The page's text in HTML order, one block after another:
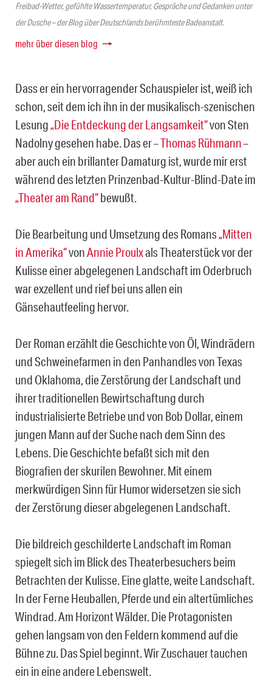
Freibad-Wetter, gefühlte Wassertemperatur, Gespräche und Gedanken unter
der Dusche – der Blog über Deutschlands berühmteste Badeanstalt.
mehr über diesen blog
Dass er ein hervorragender Schauspieler ist, weiß ich
schon, seit dem ich ihn in der musikalisch-szenischen
Lesung„Die Entdeckung der Langsamkeit“von Sten
Nadolny gesehen habe. Das er –Thomas Rühmann–
aber auch ein brillanter Damaturg ist, wurde mir erst
während des letzten Prinzenbad-Kultur-Blind-Date im
„Theater am Rand“bewußt.
Die Bearbeitung und Umsetzung des Romans„Mitten
in Amerika“vonAnnie Proulxals Theaterstück vor der
Kulisse einer abgelegenen Landschaft im Oderbruch
war exzellent und rief bei uns allen ein
Gänsehautfeeling hervor.
Der Roman erzählt die Geschichte von Öl, Windrädern
und Schweinefarmen in den Panhandles von Texas
und Oklahoma, die Zerstörung der Landschaft und
ihrer traditionellen Bewirtschaftung durch
industrialisierte Betriebe und von Bob Dollar, einem
jungen Mann auf der Suche nach dem Sinn des
Lebens. Die Geschichte befaßt sich mit den
Biografien der skurilen Bewohner. Mit einem
merkwürdigen Sinn für Humor widersetzen sie sich
der Zerstörung dieser abgelegenen Landschaft.
Die bildreich geschilderte Landschaft im Roman
spiegelt sich im Blick des Theaterbesuchers beim
Betrachten der Kulisse. Eine glatte, weite Landschaft.
In der Ferne Heuballen, Pferde und ein altertümliches
Windrad. Am Horizont Wälder. Die Protagonisten
gehen langsam von den Feldern kommend auf die
Bühne zu. Das Spiel beginnt. Wir Zuschauer tauchen
ein in eine andere Lebenswelt.